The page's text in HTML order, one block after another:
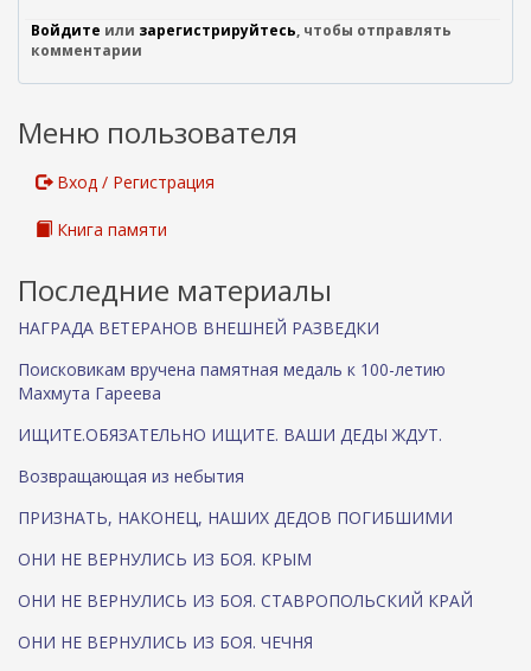
н
ш
я
а
)
Войдите или зарегистрируйтесь, чтобы отправлять
комментарии
Меню пользователя
Вход / Регистрация
Книга памяти
Последние материалы
НАГРАДА ВЕТЕРАНОВ ВНЕШНЕЙ РАЗВЕДКИ
Поисковикам вручена памятная медаль к 100-летию
Махмута Гареева
ИЩИТЕ.ОБЯЗАТЕЛЬНО ИЩИТЕ. ВАШИ ДЕДЫ ЖДУТ.
Возвращающая из небытия
ПРИЗНАТЬ, НАКОНЕЦ, НАШИХ ДЕДОВ ПОГИБШИМИ
ОНИ НЕ ВЕРНУЛИСЬ ИЗ БОЯ. КРЫМ
ОНИ НЕ ВЕРНУЛИСЬ ИЗ БОЯ. СТАВРОПОЛЬСКИЙ КРАЙ
ОНИ НЕ ВЕРНУЛИСЬ ИЗ БОЯ. ЧЕЧНЯ